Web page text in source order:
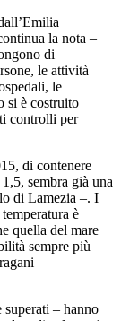
la nota –
di
le attività
le
si è costruito
controlli per
di contenere
sembra già una
di Lamezia –. I
è
quella del mare
sempre più
superati – hanno